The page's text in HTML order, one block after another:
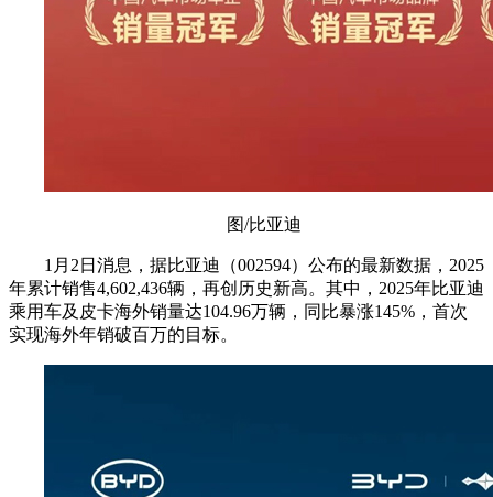
图/比亚迪
1月2日消息，据比亚迪（002594）公布的最新数据，2025
年累计销售4,602,436辆，再创历史新高。其中，2025年比亚迪
乘用车及皮卡海外销量达104.96万辆，同比暴涨145%，首次
实现海外年销破百万的目标。